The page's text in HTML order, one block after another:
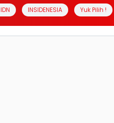
INSIDENESIA Yuk Pilih !